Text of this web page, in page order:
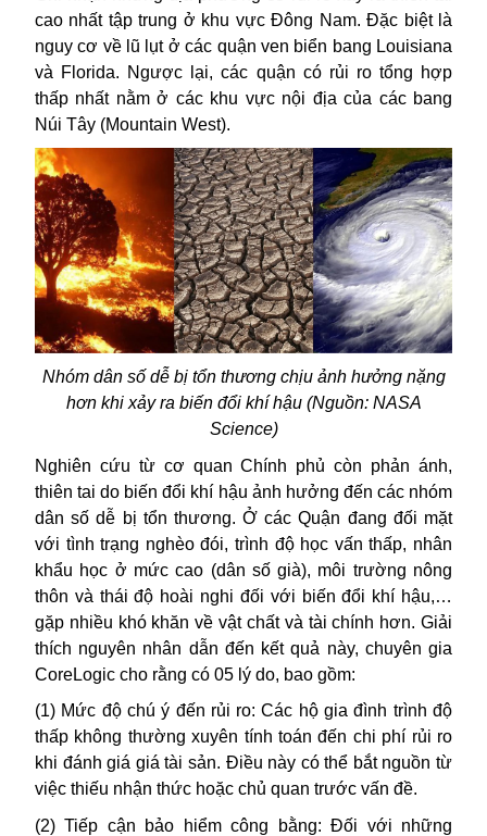
cao nhất tập trung ở khu vực Đông Nam. Đặc biệt là
nguy cơ về lũ lụt ở các quận ven biển bang Louisiana
và Florida. Ngược lại, các quận có rủi ro tổng hợp
thấp nhất nằm ở các khu vực nội địa của các bang
Núi Tây (Mountain West).
Nhóm dân số dễ bị tổn thương chịu ảnh hưởng nặng
hơn khi xảy ra biến đổi khí hậu (Nguồn: NASA
Science)
Nghiên cứu từ cơ quan Chính phủ còn phản ánh,
thiên tai do biến đổi khí hậu ảnh hưởng đến các nhóm
dân số dễ bị tổn thương. Ở các Quận đang đối mặt
với tình trạng nghèo đói, trình độ học vấn thấp, nhân
khẩu học ở mức cao (dân số già), môi trường nông
thôn và thái độ hoài nghi đối với biến đổi khí hậu,…
gặp nhiều khó khăn về vật chất và tài chính hơn. Giải
thích nguyên nhân dẫn đến kết quả này, chuyên gia
CoreLogic cho rằng có 05 lý do, bao gồm:
(1) Mức độ chú ý đến rủi ro: Các hộ gia đình trình độ
thấp không thường xuyên tính toán đến chi phí rủi ro
khi đánh giá giá tài sản. Điều này có thể bắt nguồn từ
việc thiếu nhận thức hoặc chủ quan trước vấn đề.
(2)Tiếp cận bảo hiểm công bằng: Đối với những